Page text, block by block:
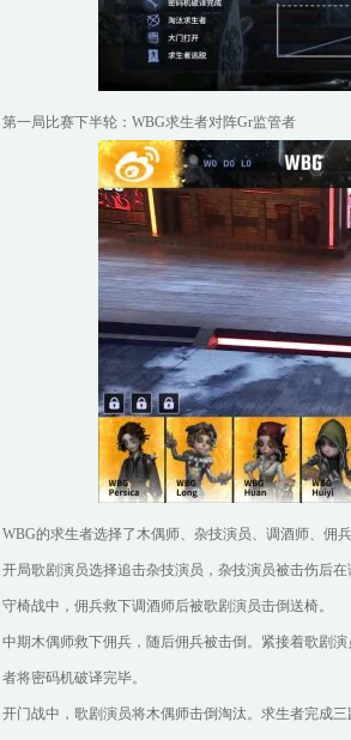
第一局比赛下半轮：WBG求生者对阵Gr监管者
WBG的求生者选择了木偶师、杂技演员、调酒师、佣
开局歌剧演员选择追击杂技演员，杂技演员被击伤后
守椅战中，佣兵救下调酒师后被歌剧演员击倒送椅。
中期木偶师救下佣兵，随后佣兵被击倒。紧接着歌剧
者将密码机破译完毕。
开门战中，歌剧演员将木偶师击倒淘汰。求生者完成三